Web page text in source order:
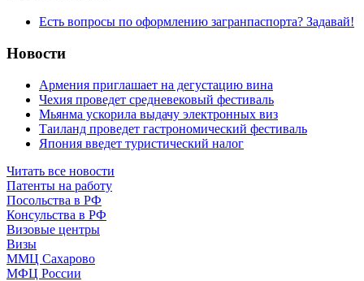
Есть вопросы по оформлению загранпаспорта? Задавай!
Новости
Армения приглашает на дегустацию вина
Чехия проведет средневековый фестиваль
Мьянма ускорила выдачу электронных виз
Таиланд проведет гастрономический фестиваль
Япония введет туристический налог
Читать все новости
Патенты на работу
Посольства в РФ
Консульства в РФ
Визовые центры
Визы
ММЦ Сахарово
МФЦ России